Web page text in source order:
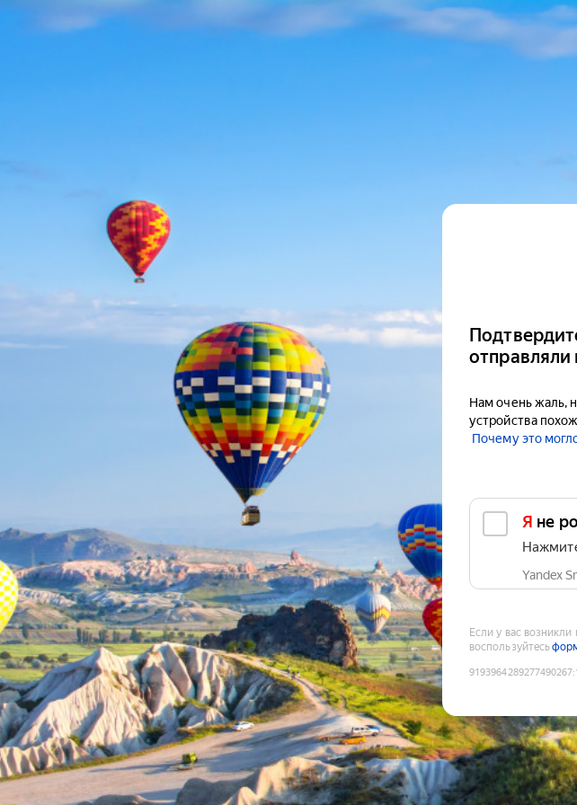
отправляли
Нам очень жаль,
устройства
Почему это
Я не
Yandex
Если у вас
воспользуйтесь
9193964289277490267: